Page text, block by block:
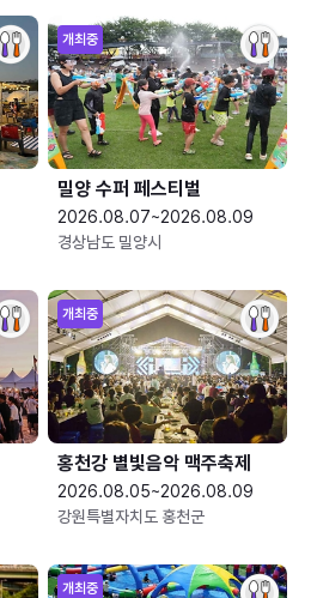
개최중
밀양 수퍼 페스티벌
2026.08.07~2026.08.09
경상남도 밀양시
개최중
홍천강 별빛음악 맥주축제
2026.08.05~2026.08.09
강원특별자치도 홍천군
개최중